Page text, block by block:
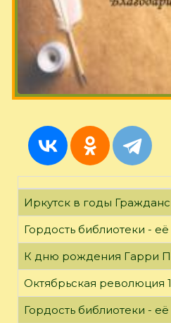
Иркутск в годы
Гордость библиотеки -
К дню рождения Гарри
Октябрьская революция
Гордость библиотеки -